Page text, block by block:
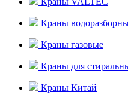
Краны
Краны газовые
Краны для
Краны Китай